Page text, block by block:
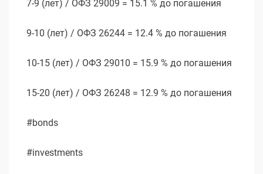
7-9 (лет) / ОФЗ 29009 = 15.1 % до погашения
9-10 (лет) / ОФЗ 26244 = 12.4 % до погашения
10-15 (лет) / ОФЗ 29010 = 15.9 % до погашения
15-20 (лет) / ОФЗ 26248 = 12.9 % до погашения
#bonds
#investments